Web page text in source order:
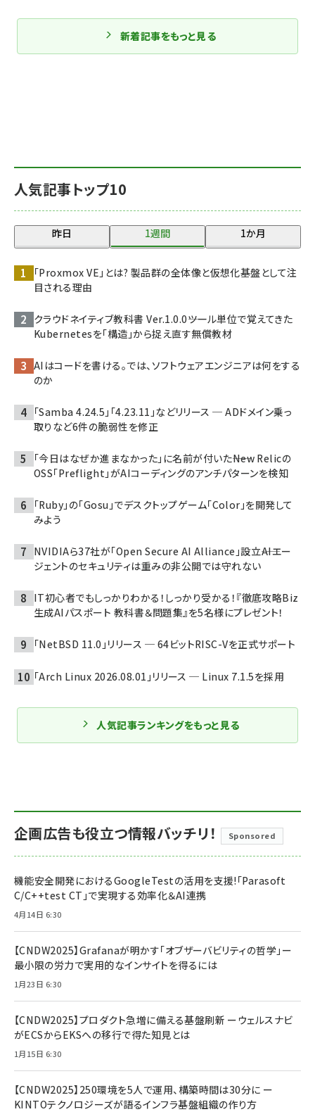
人気記事トップ10
昨日 1週間 1か月
「Proxmox VE」とは? 製品群の全体像と仮想化基盤として注
目される理由
クラウドネイティブ教科書 Ver.1.0.0――ツール単位で覚えてきた
Kubernetesを「構造」から捉え直す無償教材
AIはコードを書ける。では、ソフトウェアエンジニアは何をする
のか
「Samba 4.24.5」「4.23.11」などリリース ─ ADドメイン乗っ
取りなど6件の脆弱性を修正
「今日はなぜか進まなかった」に名前が付いた――New Relicの
OSS「Preflight」がAIコーディングのアンチパターンを検知
「Ruby」の「Gosu」でデスクトップゲーム「Color」を開発して
みよう
NVIDIAら37社が「Open Secure AI Alliance」設立――AIエー
ジェントのセキュリティは重みの非公開では守れない
IT初心者でもしっかりわかる！しっかり受かる！『徹底攻略Biz
生成AIパスポート 教科書＆問題集』を5名様にプレゼント！
「NetBSD 11.0」リリース ─ 64ビットRISC-Vを正式サポート
「Arch Linux 2026.08.01」リリース ─ Linux 7.1.5を採用
人気記事ランキングをもっと見る
新着記事をもっと見る
企画広告も役立つ情報バッチリ！ Sponsored
機能安全開発におけるGoogleTestの活用を支援!「Parasoft
C/C++test CT」で実現する効率化＆AI連携
4月14日 6:30
【CNDW2025】Grafanaが明かす「オブザーバビリティの哲学」ー
最小限の労力で実用的なインサイトを得るには
1月23日 6:30
【CNDW2025】プロダクト急増に備える基盤刷新 ーウェルスナビ
がECSからEKSへの移行で得た知見とは
1月15日 6:30
【CNDW2025】250環境を5人で運用、構築時間は30分に ー
KINTOテクノロジーズが語るインフラ基盤組織の作り方